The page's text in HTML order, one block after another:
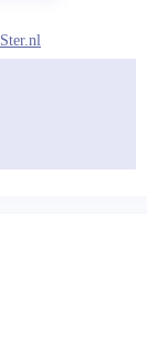
Ster.nl